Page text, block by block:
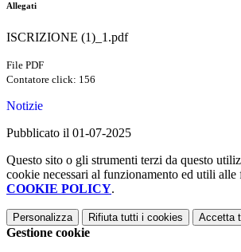
Allegati
ISCRIZIONE (1)_1.pdf
File PDF
Contatore click: 156
Notizie
Pubblicato il 01-07-2025
Questo sito o gli strumenti terzi da questo
cookie necessari al funzionamento ed utili
COOKIE POLICY.
Personalizza Rifiuta tutti i cookies Accetta
Gestione cookie